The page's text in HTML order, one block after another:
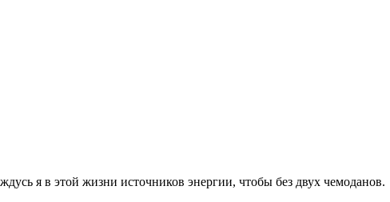
я в этой жизни источников энергии, чтобы без двух чемоданов.